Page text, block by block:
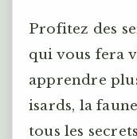
Profitez des
qui vous fera
apprendre
isards, la
tous les